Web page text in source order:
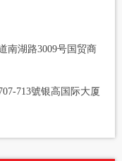
南湖路3009号国贸商
713號银高国际大厦